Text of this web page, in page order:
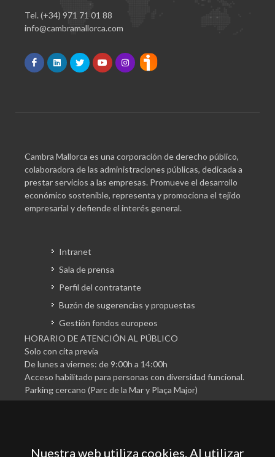
Tel. (+34) 971 71 01 88
info@cambramallorca.com
Cambra Mallorca es una corporación de derecho público,
colaboradora de las administraciones públicas, dedicada a
prestar servicios a las empresas. Promueve el desarrollo
económico sostenible, representa y promociona el tejido
empresarial y defiende el interés general.
Intranet
Sala de prensa
Perfil del contratante
Buzón de sugerencias y propuestas
Gestión fondos europeos
HORARIO DE ATENCIÓN AL PÚBLICO
Solo con cita previa
De lunes a viernes: de 9:00h a 14:00h
Acceso habilitado para personas con diversidad funcional.
Parking cercano (Parc de la Mar y Plaça Major)
Nuestra web utiliza cookies. Al utilizar